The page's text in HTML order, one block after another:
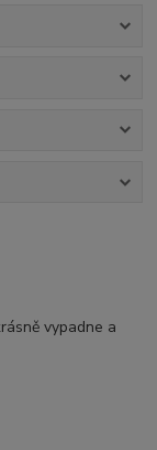
vypadne a